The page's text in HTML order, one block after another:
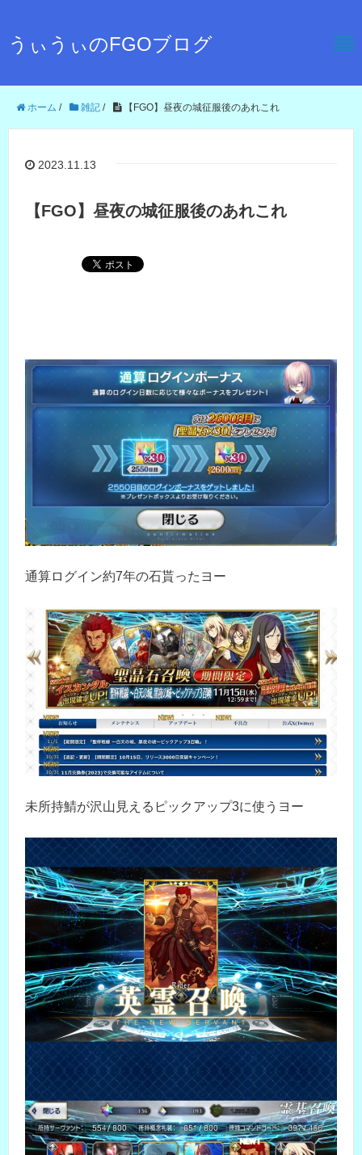
うぃうぃのFGOブログ
ホーム / 雑記 / 【FGO】昼夜の城征服後のあれこれ
2023.11.13
【FGO】昼夜の城征服後のあれこれ
通算ログイン約7年の石貰ったヨー
未所持鯖が沢山見えるピックアップ3に使うヨー